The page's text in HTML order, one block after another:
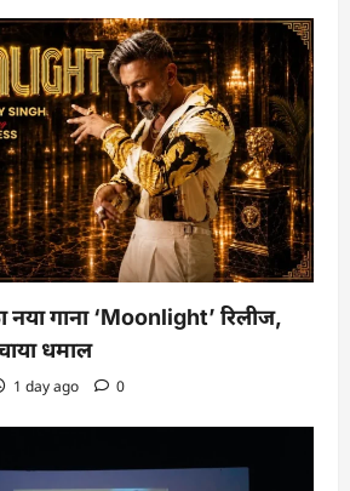
गाना ‘Moonlight’ रिलीज,
धमाल
1 day ago 0